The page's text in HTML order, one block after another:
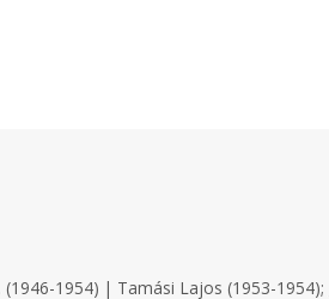
1954) | Tamási Lajos (1953-1954);